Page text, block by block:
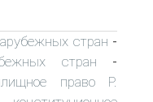
стран -
стран -
право Р.